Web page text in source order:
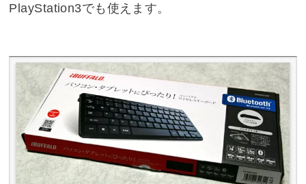
PlayStation3でも使えます。